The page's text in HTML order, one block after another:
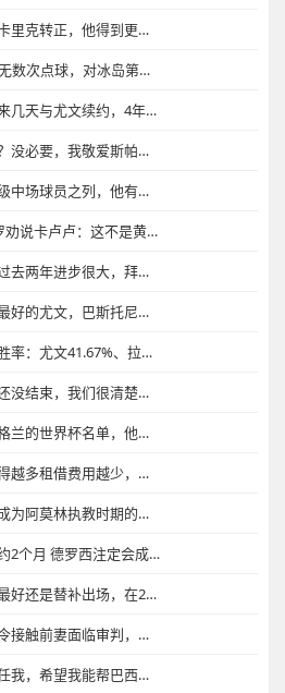
太阳报：曼联球员希望卡里克转正，他得到更衣室几位老资历的支持
梅西：18世界杯前练了无数次点球，对冰岛第一个就被扑，当时想死
罗马诺：麦肯尼将在未来几天与尤文续约，4年合同+年薪400万欧
奥斯梅恩：进球没庆祝？没必要，我敬爱斯帕莱蒂而且我们踢得不好
佩蒂特：赖斯已跻身顶级中场球员之列，他有希望赢得今年金球奖
DAZN披露细节！劳塔罗劝说卡卢卢：这不是黄牌，但裁判已经吹哨
巴贝尔谈于帕续约：他过去两年进步很大，拜仁对他的能力充满信心
贾凯里尼：这是本赛季最好的尤文，巴斯托尼造红牌后不该那样庆祝
热刺新帅！图多尔执教胜率：尤文41.67%、拉齐奥54.55%
西蒙尼：两回合淘汰赛还没结束，我们很清楚面对的是怎样的对手
老雷：鲍文应该入选英格兰的世界杯名单，他是西汉姆的灵魂人物
里昂总监：恩德里克踢得越多租借费用越少，去年就在考虑引进他
天空体育：梅努曾一度成为阿莫林执教时期的笑柄，事实证明他错了
孔蒂：迪洛伦佐将缺席约2个月 德罗西注定会成为伟大的教练
曼联旧将：舍什科目前最好还是替补出场，在20到30分钟里全力以赴
电讯报：卡罗尔违反禁令接触前妻面临审判，他拄拐去法院拒绝认罪
佩德罗：罗塞尼尔很信任我，希望我能帮巴西夺得世界杯冠军